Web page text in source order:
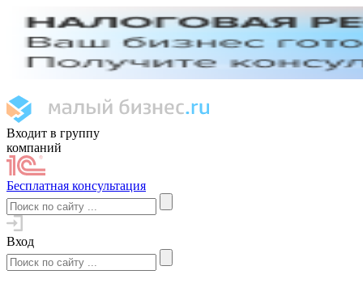
Входит в группу
компаний
Бесплатная консультация
Вход